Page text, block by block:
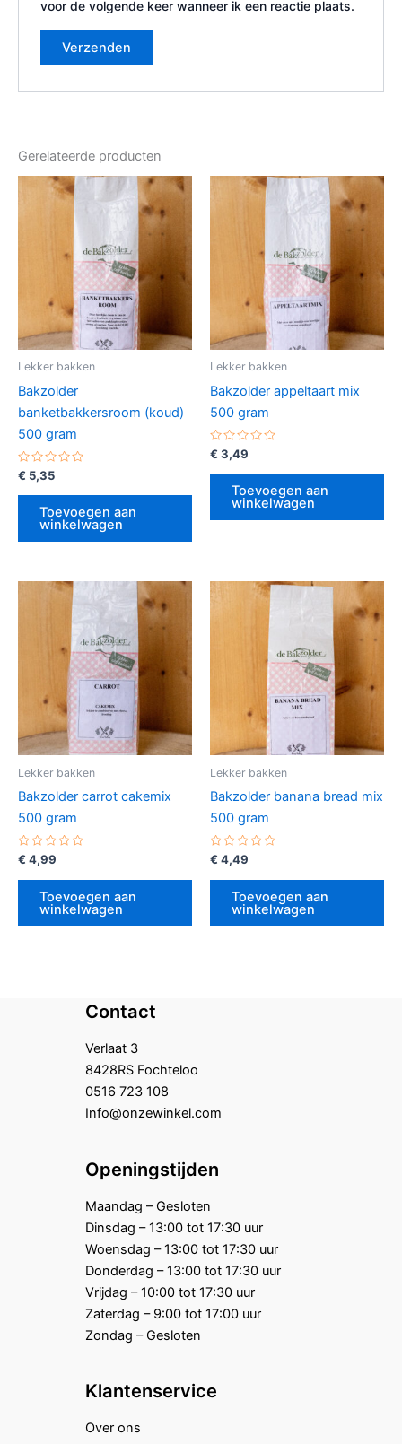
voor de volgende keer wanneer ik een reactie plaats.
Gerelateerde producten
Lekker bakken
Bakzolder
banketbakkersroom (koud)
500 gram
Gewaardeerd
0
uit
€ 5,35
Toevoegen aan
winkelwagen
Lekker bakken
Bakzolder appeltaart mix
500 gram
Gewaardeerd
0
uit
€ 3,49
Toevoegen aan
winkelwagen
Lekker bakken
Bakzolder carrot cakemix
500 gram
Gewaardeerd
uit
€ 4,99
Toevoegen aan
winkelwagen
Lekker bakken
Bakzolder banana bread mix
500 gram
Gewaardeerd
uit
€ 4,49
Toevoegen aan
winkelwagen
Contact
Verlaat 3
8428RS Fochteloo
0516 723 108
Info@onzewinkel.com
Openingstijden
Maandag – Gesloten
Dinsdag – 13:00 tot 17:30 uur
Woensdag – 13:00 tot 17:30 uur
Donderdag – 13:00 tot 17:30 uur
Vrijdag – 10:00 tot 17:30 uur
Zaterdag – 9:00 tot 17:00 uur
Zondag – Gesloten
Klantenservice
Over ons